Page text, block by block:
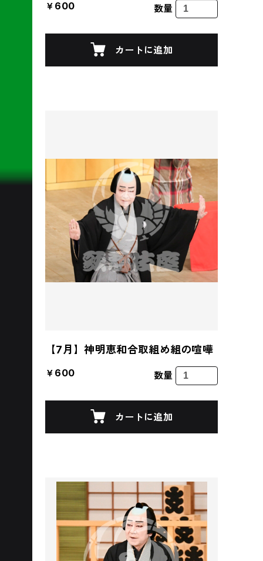
￥600 数量
カートに追加
【7月】神明恵和合取組め組の喧嘩
￥600 数量
カートに追加